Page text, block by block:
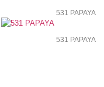
531 PAPAYA
531 PAPAYA